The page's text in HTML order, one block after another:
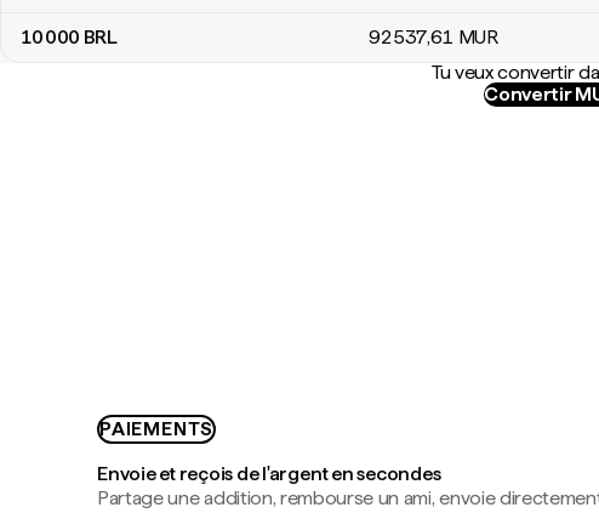
10 000 BRL 92 537,61 MUR
Tu veux convertir
Convertir
PAIEMENTS
Envoie et reçois de l'argent en secondes
Partage une addition, rembourse un ami, envoie